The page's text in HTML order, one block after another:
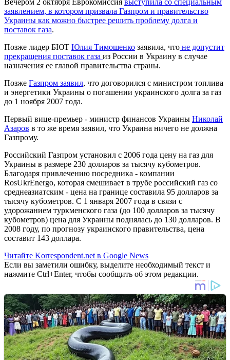
заявлением, в котором призвала Газпром и правительство
Украины как можно быстрее решить проблему долга и
поставок газа.
Позже лидер БЮТ Юлия Тимошенко заявила, что не допустит
прекращения поставок газа из России в Украину в случае
назначения ее главой правительства страны.
Позже Газпром заявил, что договорился с министром топлива
и энергетики Украины о погашении украинского долга за газ
до 1 ноября 2007 года.
Первый вице-премьер - министр финансов Украины Николай
Азаров в то же время заявил, что Украина ничего не должна
Газпрому.
Российский Газпром установил с 2006 года цену на газ для
Украины в размере 230 долларов за тысячу кубометров.
Благодаря привлечению посредника - компании
RosUkrEnergo, которая смешивает в трубе российский газ со
среднеазиатским - цена на границе составила 95 долларов за
тысячу кубометров. С 1 января 2007 года в связи с
удорожанием туркменского газа (до 100 долларов за тысячу
кубометров) цена для Украины поднялась до 130 долларов. В
2008 году, по прогнозу украинского правительства, цена
составит 143 доллара.
Читайте Korrespondent.net в Google News
Если вы заметили ошибку, выделите необходимый текст и
нажмите Ctrl+Enter, чтобы сообщить об этом редакции.